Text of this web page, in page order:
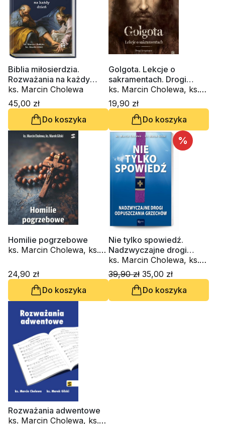
Biblia miłosierdzia.
Rozważania na każdy
dzień
ks. Marcin Cholewa
45,00 zł
Do koszyka
Golgota. Lekcje o
sakramentach. Drogi
krzyżowe
ks. Marcin Cholewa, ks.
Marek Gilski
19,90 zł
Do koszyka
Homilie pogrzebowe
ks. Marcin Cholewa, ks.
24,90 zł
Do koszyka
%
Nie tylko spowiedź.
Nadzwyczajne drogi
odpuszczania grzechów
ks. Marcin Cholewa, ks.
Marek Gilski
39,90 zł 35,00 zł
Do koszyka
Rozważania adwentowe
ks. Marcin Cholewa, ks.